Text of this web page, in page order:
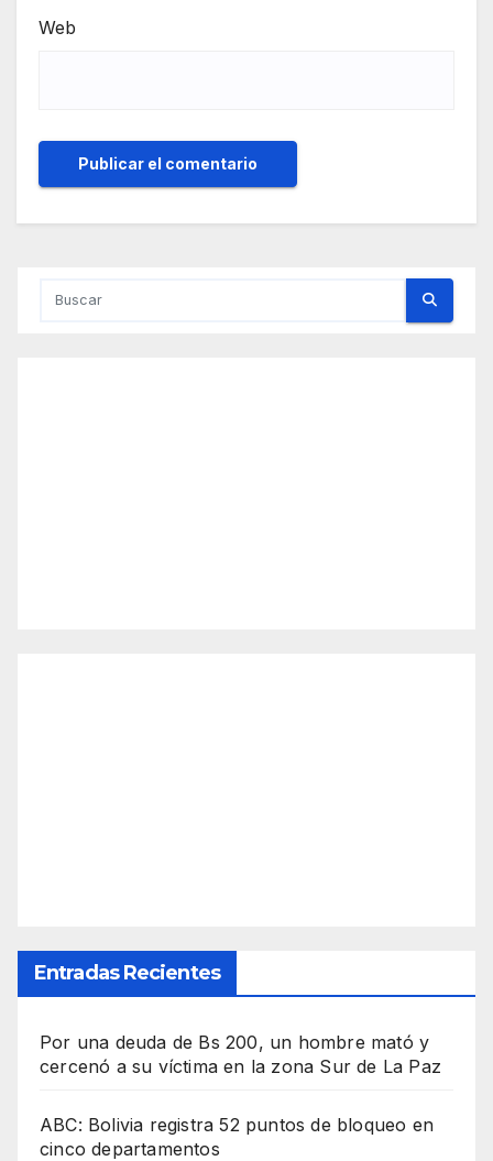
Web
Entradas Recientes
Por una deuda de Bs 200, un hombre mató y
cercenó a su víctima en la zona Sur de La Paz
ABC: Bolivia registra 52 puntos de bloqueo en
cinco departamentos